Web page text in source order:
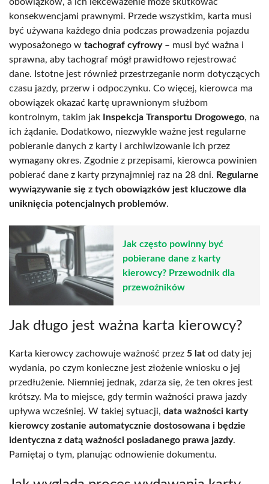
konsekwencjami prawnymi. Przede wszystkim, karta musi
być używana każdego dnia podczas prowadzenia pojazdu
wyposażonego w tachograf cyfrowy– musi być ważna i
sprawna, aby tachograf mógł prawidłowo rejestrować
dane. Istotne jest również przestrzeganie norm dotyczących
czasu jazdy, przerw i odpoczynku. Co więcej, kierowca ma
obowiązek okazać kartę uprawnionym służbom
kontrolnym, takim jak
Inspekcja Transportu Drogowego, na
ich żądanie. Dodatkowo, niezwykle ważne jest regularne
pobieranie danych z karty i archiwizowanie ich przez
wymagany okres. Zgodnie z przepisami, kierowca powinien
pobierać dane z karty przynajmniej raz na 28 dni. Regularne
wywiązywanie się z tych obowiązków jest kluczowe dla
uniknięcia potencjalnych problemów.
Jak często powinny być
pobierane dane z karty
kierowcy? Przewodnik dla
przewoźników
Jak długo jest ważna karta kierowcy?
Karta kierowcy zachowuje ważność przez 5 lat od daty jej
wydania, po czym konieczne jest złożenie wniosku o jej
przedłużenie. Niemniej jednak, zdarza się, że ten okres jest
krótszy. Ma to miejsce, gdy termin ważności prawa jazdy
upływa wcześniej. W takiej sytuacji, data ważności karty
kierowcy zostanie automatycznie dostosowana i będzie
identyczna z datą ważności posiadanego prawa jazdy.
Pamiętaj o tym, planując odnowienie dokumentu.